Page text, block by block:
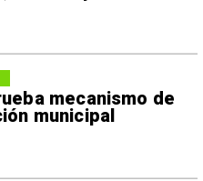
mecanismo de
municipal